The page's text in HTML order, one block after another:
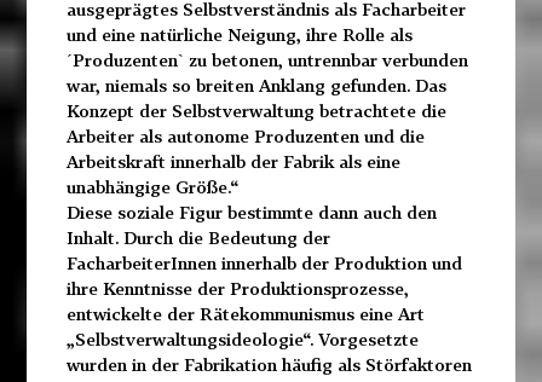
ausgeprägtes Selbstverständnis als Facharbeiter
und eine natürliche Neigung, ihre Rolle als
ˊProduzentenˋ zu betonen, untrennbar verbunden
war, niemals so breiten Anklang gefunden. Das
Konzept der Selbstverwaltung betrachtete die
Arbeiter als autonome Produzenten und die
Arbeitskraft innerhalb der Fabrik als eine
unabhängige Größe.“
Diese soziale Figur bestimmte dann auch den
Inhalt. Durch die Bedeutung der
FacharbeiterInnen innerhalb der Produktion und
ihre Kenntnisse der Produktionsprozesse,
entwickelte der Rätekommunismus eine Art
„Selbstverwaltungsideologie“. Vorgesetzte
wurden in der Fabrikation häufig als Störfaktoren